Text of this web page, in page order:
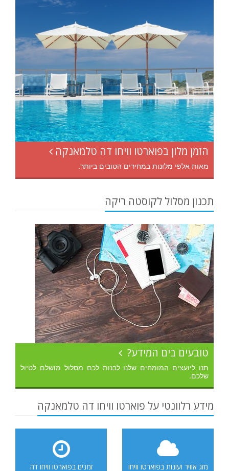
הזמן מלון בפוארטו וויחו דה טלמאנקה
מאות אלפי מלונות במחירים הטובים ביותר.
תכנון מסלול לקוסטה ריקה
טובעים בים המידע?
תנו ליועצים המומחים שלנו לבנות לכם מסלול מושלם לטיול
שלכם.
מידע רלוונטי על פוארטו וויחו דה טלמאנקה
מזג אוויר ועונות בפוארטו וויחו
זמנים בפוארטו וויחו דה